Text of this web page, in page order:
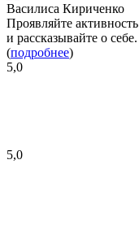
Василиса Кириченко
Проявляйте активность
и рассказывайте о себе.
(подробнее)
5,0
5,0